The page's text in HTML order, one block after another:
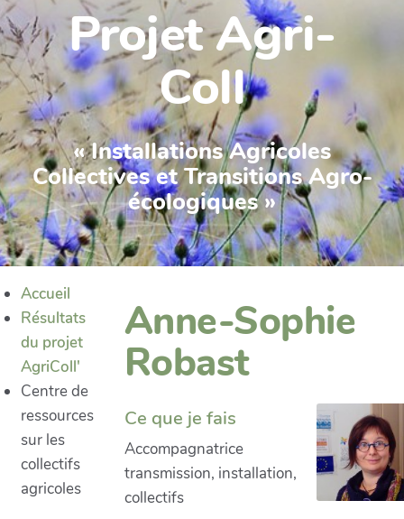
Projet Agri-
Coll
« Installations Agricoles
Collectives et Transitions Agro-
écologiques »
Accueil
Résultats
du projet
AgriColl'
Centre de
ressources
sur les
collectifs
agricoles
Anne-Sophie
Robast
Ce que je fais
Accompagnatrice
transmission, installation,
collectifs